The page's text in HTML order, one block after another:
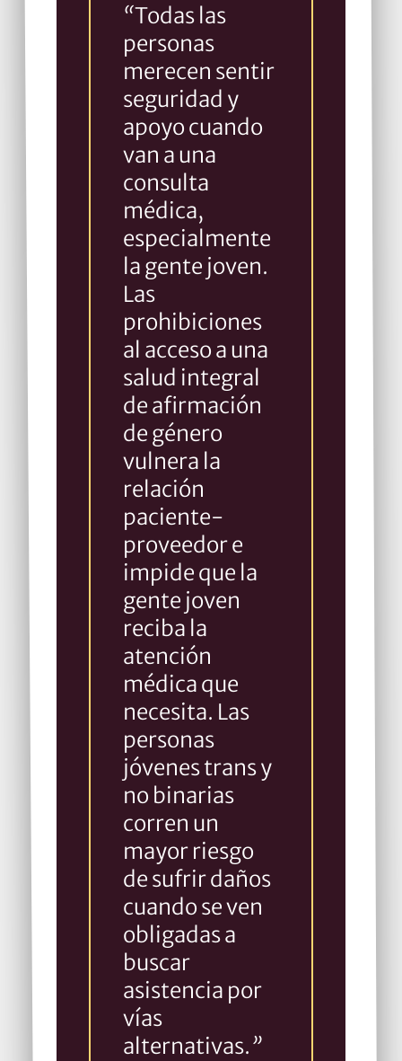
“Todas las
personas
merecen sentir
seguridad y
apoyo cuando
van a una
consulta
médica,
especialmente
la gente joven.
Las
prohibiciones
al acceso a una
salud integral
de afirmación
de género
vulnera la
relación
paciente-
proveedor e
impide que la
gente joven
reciba la
atención
médica que
necesita. Las
personas
jóvenes trans y
no binarias
corren un
mayor riesgo
de sufrir daños
cuando se ven
obligadas a
buscar
asistencia por
vías
alternativas.”